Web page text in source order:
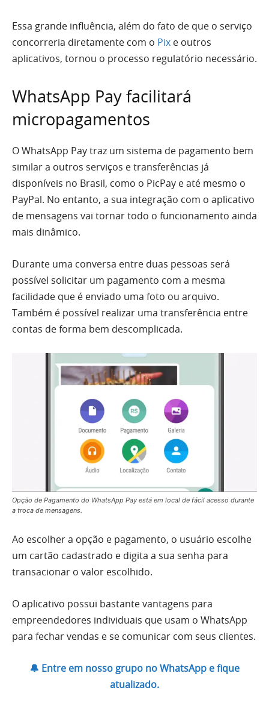
Essa grande influência, além do fato de que o serviço
concorreria diretamente com o Pix e outros
aplicativos, tornou o processo regulatório necessário.
WhatsApp Pay facilitará
micropagamentos
O WhatsApp Pay traz um sistema de pagamento bem
similar a outros serviços e transferências já
disponíveis no Brasil, como o PicPay e até mesmo o
PayPal. No entanto, a sua integração com o aplicativo
de mensagens vai tornar todo o funcionamento ainda
mais dinâmico.
Durante uma conversa entre duas pessoas será
possível solicitar um pagamento com a mesma
facilidade que é enviado uma foto ou arquivo.
Também é possível realizar uma transferência entre
contas de forma bem descomplicada.
Opção de Pagamento do WhatsApp Pay está em local de fácil acesso durante
a troca de mensagens.
Ao escolher a opção e pagamento, o usuário escolhe
um cartão cadastrado e digita a sua senha para
transacionar o valor escolhido.
O aplicativo possui bastante vantagens para
empreendedores individuais que usam o WhatsApp
para fechar vendas e se comunicar com seus clientes.
🔔 Entre em nosso grupo no WhatsApp e fique
atualizado.